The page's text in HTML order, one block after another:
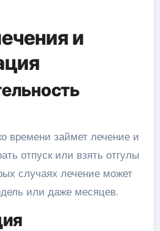
и
времени займет лечение и
отпуск или взять отгулы
случаях лечение может
или даже месяцев.